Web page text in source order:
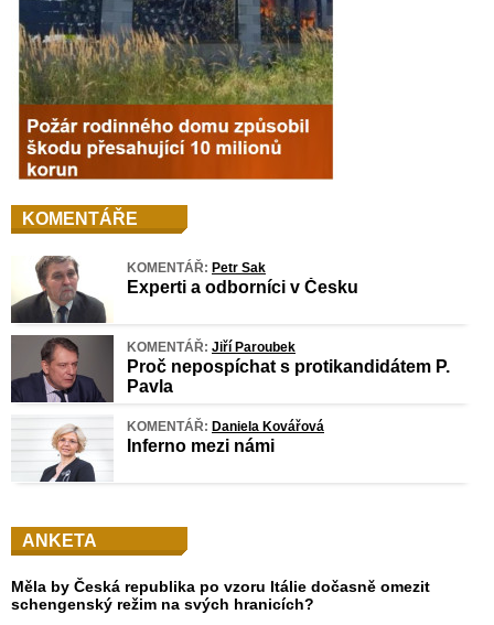
KOMENTÁŘE
KOMENTÁŘ: Petr Sak
Experti a odborníci v Česku
KOMENTÁŘ: Jiří Paroubek
Proč nepospíchat s protikandidátem P.
Pavla
KOMENTÁŘ: Daniela Kovářová
Inferno mezi námi
ANKETA
Měla by Česká republika po vzoru Itálie dočasně omezit
schengenský režim na svých hranicích?